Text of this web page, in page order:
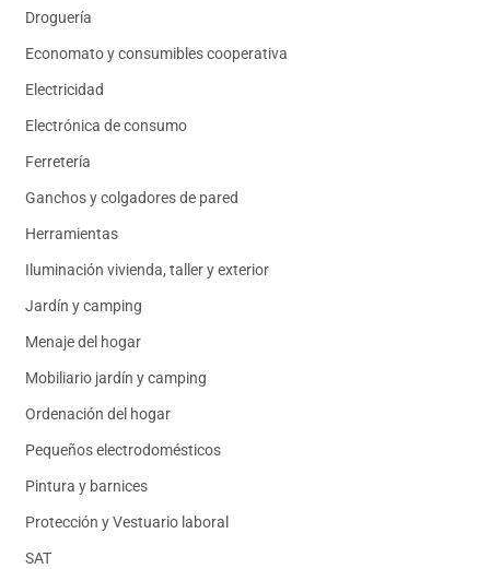
Droguería
Economato y consumibles cooperativa
Electricidad
Electrónica de consumo
Ferretería
Ganchos y colgadores de pared
Herramientas
Iluminación vivienda, taller y exterior
Jardín y camping
Menaje del hogar
Mobiliario jardín y camping
Ordenación del hogar
Pequeños electrodomésticos
Pintura y barnices
Protección y Vestuario laboral
SAT